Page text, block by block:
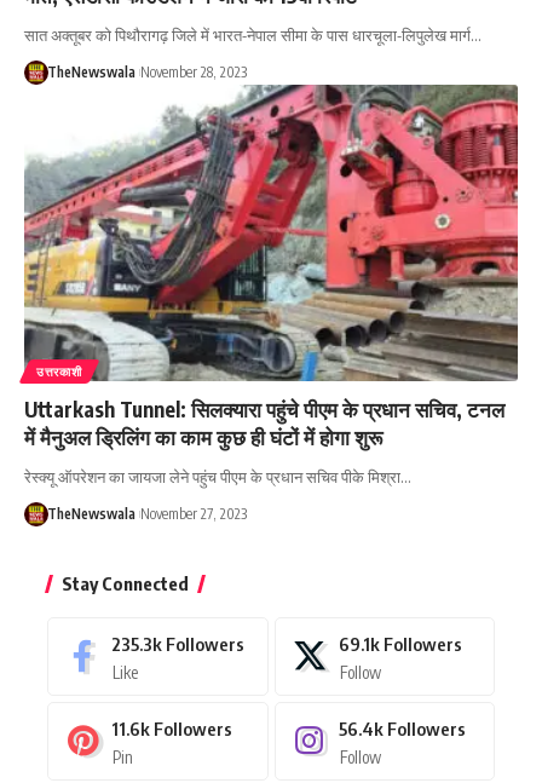
सात अक्तूबर को पिथौरागढ़ जिले में भारत-नेपाल सीमा के पास धारचूला-लिपुलेख मार्ग…
TheNewswala November 28, 2023
उत्तरकाशी
Uttarkash Tunnel: सिलक्यारा पहुंचे पीएम के प्रधान सचिव, टनल
में मैनुअल ड्रिलिंग का काम कुछ ही घंटों में होगा शुरू
रेस्क्यू ऑपरेशन का जायजा लेने पहुंच पीएम के प्रधान सचिव पीके मिश्रा…
TheNewswala November 27, 2023
Stay Connected
235.3k Followers
Like
69.1k Followers
Follow
11.6k Followers
Pin
56.4k Followers
Follow